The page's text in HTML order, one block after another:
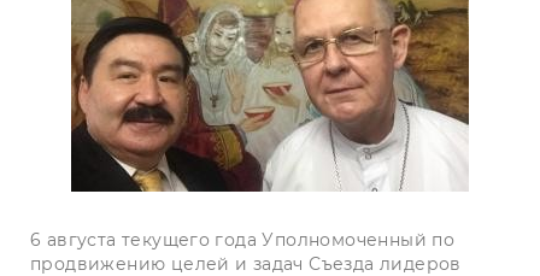
6 августа текущего года Уполномоченный по
продвижению целей и задач Съезда лидеров